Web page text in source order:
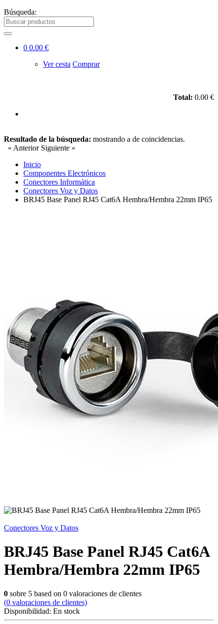
Búsqueda:
0 0.00 €
Ver cesta Comprar
Total: 0.00 €
Resultado de la búsqueda: mostrando a de coincidencias.
« Anterior Siguiente »
Inicio
Componentes Electrónicos
Conectores Informática
Conectores Voz y Datos
BRJ45 Base Panel RJ45 Cat6A Hembra/Hembra 22mm IP65
Conectores Voz y Datos
BRJ45 Base Panel RJ45 Cat6A
Hembra/Hembra 22mm IP65
0 sobre 5 based on 0 valoraciones de clientes
(0 valoraciones de clientes)
Disponibilidad: En stock